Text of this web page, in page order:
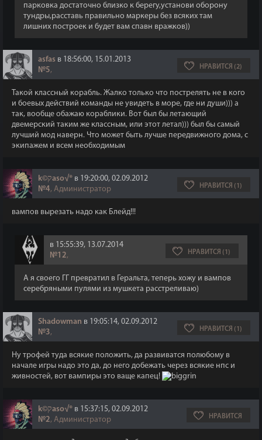
парковка достаточно близко к берегу,установи оборону
тундры,расставь правильно маркеры без всяких там
лишних построек и будет вам спавн вражков))
asfas в 18:56:00, 15.01.2013
№5, НРАВИТСЯ (2)
Такой классный корабль. Жалко только что пострелять не в кого
и боевых действий команды не увидеть в море, где ни души))) а
так, вообще обажаю кораблики. Вот был бы летающий
двемерский таким же классным, или этот летал))) был бы самый
лучший мод наверн. Что может быть лучше передвижного дома, с
экипажем и всем необходимым
k©קaso√® в 19:20:00, 02.09.2012
№4, Администратор НРАВИТСЯ (1)
вампов вырезать надо как Блейд!!!
в 15:55:39, 13.07.2014
№12, НРАВИТСЯ (1)
А я своего ГГ превратил в Геральта, теперь хожу и вампов
серебряными пулями из мушкета расстреливаю)
Shadowman в 19:05:14, 02.09.2012
№3, НРАВИТСЯ (1)
Ну трофей туда всякие положить, да развиватся полюбому в
начале игры надо это да, до него добежать через всякие нпс и
живностей, вот вампиры это ваще капец!
k©קaso√® в 15:37:15, 02.09.2012
№2, Администратор НРАВИТСЯ